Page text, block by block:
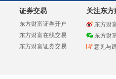
证券交易
东方财富证券开户
东方财富在线交易
东方财富证券交易
关注东方
东方财
东方财
意见与